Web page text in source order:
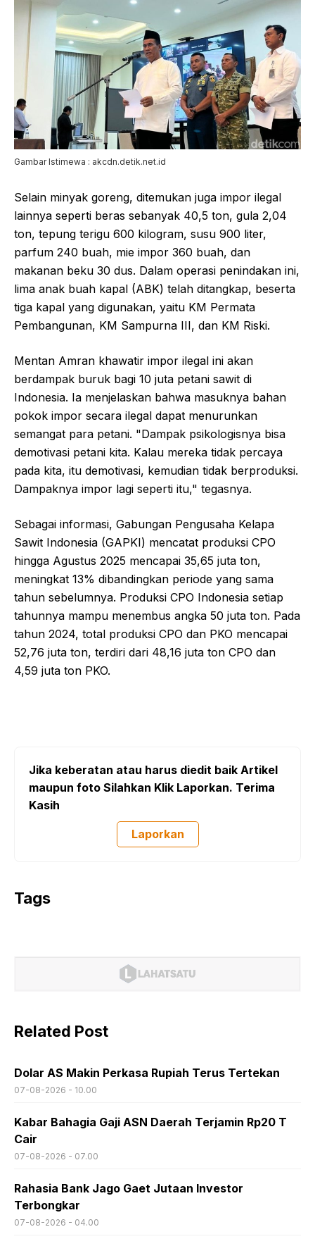
Gambar Istimewa : akcdn.detik.net.id
Selain minyak goreng, ditemukan juga impor ilegal
lainnya seperti beras sebanyak 40,5 ton, gula 2,04
ton, tepung terigu 600 kilogram, susu 900 liter,
parfum 240 buah, mie impor 360 buah, dan
makanan beku 30 dus. Dalam operasi penindakan ini,
lima anak buah kapal (ABK) telah ditangkap, beserta
tiga kapal yang digunakan, yaitu KM Permata
Pembangunan, KM Sampurna III, dan KM Riski.
Mentan Amran khawatir impor ilegal ini akan
berdampak buruk bagi 10 juta petani sawit di
Indonesia. Ia menjelaskan bahwa masuknya bahan
pokok impor secara ilegal dapat menurunkan
semangat para petani. "Dampak psikologisnya bisa
demotivasi petani kita. Kalau mereka tidak percaya
pada kita, itu demotivasi, kemudian tidak berproduksi.
Dampaknya impor lagi seperti itu," tegasnya.
Sebagai informasi, Gabungan Pengusaha Kelapa
Sawit Indonesia (GAPKI) mencatat produksi CPO
hingga Agustus 2025 mencapai 35,65 juta ton,
meningkat 13% dibandingkan periode yang sama
tahun sebelumnya. Produksi CPO Indonesia setiap
tahunnya mampu menembus angka 50 juta ton. Pada
tahun 2024, total produksi CPO dan PKO mencapai
52,76 juta ton, terdiri dari 48,16 juta ton CPO dan
4,59 juta ton PKO.
Jika keberatan atau harus diedit baik Artikel
maupun foto Silahkan Klik Laporkan. Terima
Kasih
Laporkan
Tags
Related Post
Dolar AS Makin Perkasa Rupiah Terus Tertekan
07-08-2026 - 10.00
Kabar Bahagia Gaji ASN Daerah Terjamin Rp20 T
Cair
07-08-2026 - 07.00
Rahasia Bank Jago Gaet Jutaan Investor
Terbongkar
07-08-2026 - 04.00